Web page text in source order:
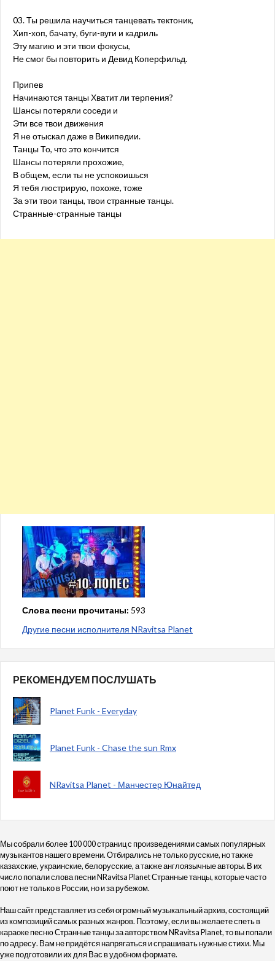
03. Ты решила научиться танцевать тектоник,
Хип-хоп, бачату, буги-вуги и кадриль
Эту магию и эти твои фокусы,
Не смог бы повторить и Девид Коперфильд.
Припев
Начинаются танцы Хватит ли терпения?
Шансы потеряли соседи и
Эти все твои движения
Я не отыскал даже в Википедии.
Танцы То, что это кончится
Шансы потеряли прохожие,
В общем, если ты не успокоишься
Я тебя люстрирую, похоже, тоже
За эти твои танцы, твои странные танцы.
Странные-странные танцы
Слова песни прочитаны: 593
Другие песни исполнителя NRavitsa Planet
РЕКОМЕНДУЕМ ПОСЛУШАТЬ
Planet Funk - Everyday
Planet Funk - Chase the sun Rmx
NRavitsa Planet - Манчестер Юнайтед
Мы собрали более 100 000 страниц с произведениями самых популярных
музыкантов нашего времени. Отбирались не только русские, но также
казахские, украинские, белорусские, а также англоязычные авторы. В их
число попали слова песни NRavitsa Planet Странные танцы, которые часто
поют не только в России, но и за рубежом.
Наш сайт представляет из себя огромный музыкальный архив, состоящий
из композиций самых разных жанров. Поэтому, если вы желаете спеть в
караоке песню Странные танцы за авторством NRavitsa Planet, то вы попали
по адресу. Вам не придётся напрягаться и спрашивать нужные стихи. Мы
уже подготовили их для Вас в удобном формате.